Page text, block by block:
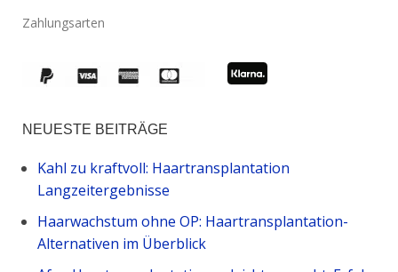
Zahlungsarten
NEUESTE BEITRÄGE
Kahl zu kraftvoll: Haartransplantation
Langzeitergebnisse
Haarwachstum ohne OP: Haartransplantation-
Alternativen im Überblick